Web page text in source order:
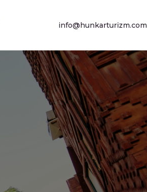
info@hunkarturizm.com